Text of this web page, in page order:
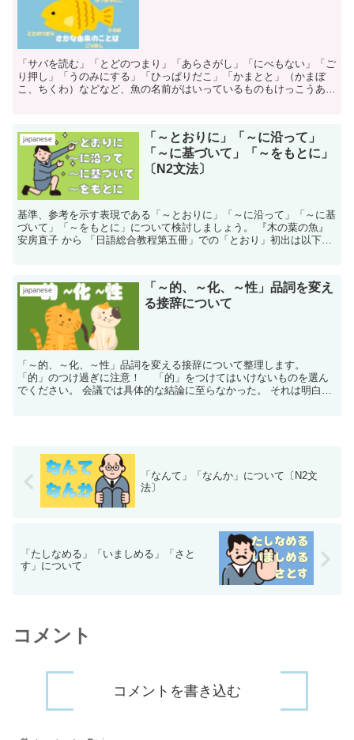
「サバを読む」「とどのつまり」「あらさがし」「にべもない」「ご
り押し」「うのみにする」「ひっぱりだこ」「かまとと」（かまぼ
こ、ちくわ）などなど、魚の名前がはいっているものもけっこうあり
japanese
「～とおりに」「～に沿って」
「～に基づいて」「～をもとに」
〔N2文法〕
基準、参考を示す表現である「～とおりに」「～に沿って」「～に基
づいて」「～をもとに」について検討しましょう。 『木の葉の魚』
安房直子 から 「日語総合教程第五冊」での「とおり」初出は以下に
japanese
「～的、～化、～性」品詞を変え
る接辞について
「～的、～化、～性」品詞を変える接辞について整理します。
「的」のつけ過ぎに注意！ 「的」をつけてはいけないものを選ん
でください。 会議では具体的な結論に至らなかった。 それは明白的
「なんて」「なんか」について〔N2文
法〕
「たしなめる」「いましめる」「さと
す」について
コメント
コメントを書き込む